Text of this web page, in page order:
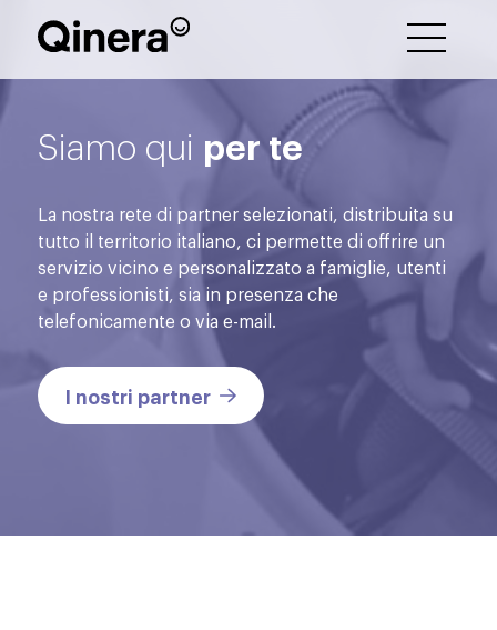
Siamo qui per te
La nostra rete di partner selezionati, distribuita su
tutto il territorio italiano, ci permette di offrire un
servizio vicino e personalizzato a famiglie, utenti
e professionisti, sia in presenza che
telefonicamente o via e-mail.
I nostri partner